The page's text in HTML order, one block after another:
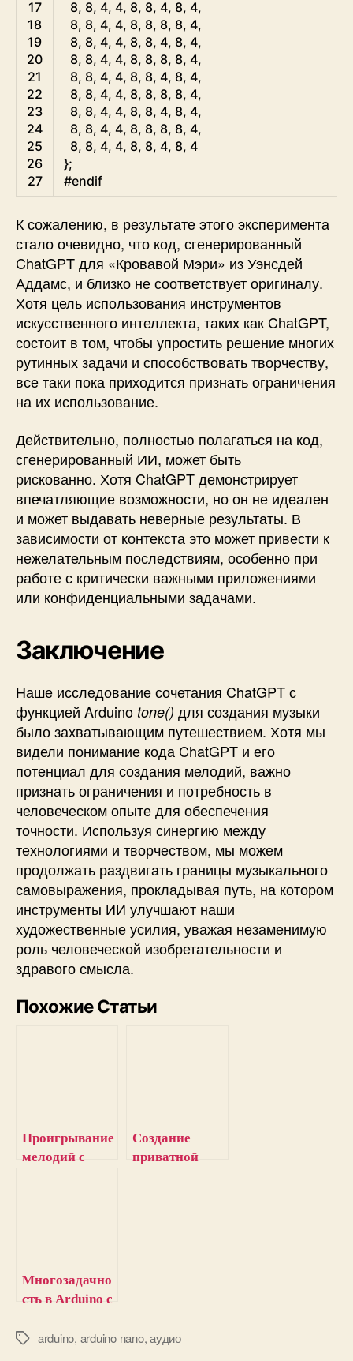
17
18
19
20
21
22
23
24
25
26
27
8, 8, 4, 4, 8, 8, 4, 8, 4,
8, 8, 4, 4, 8, 8, 8, 8, 4,
8, 8, 4, 4, 8, 8, 4, 8, 4,
8, 8, 4, 4, 8, 8, 8, 8, 4,
8, 8, 4, 4, 8, 8, 4, 8, 4,
8, 8, 4, 4, 8, 8, 8, 8, 4,
8, 8, 4, 4, 8, 8, 4, 8, 4,
8, 8, 4, 4, 8, 8, 8, 8, 4,
8, 8, 4, 4, 8, 8, 4, 8, 4
};
#endif
К сожалению, в результате этого эксперимента
стало очевидно, что код, сгенерированный
ChatGPT для «Кровавой Мэри» из Уэнсдей
Аддамс, и близко не соответствует оригиналу.
Хотя цель использования инструментов
искусственного интеллекта, таких как ChatGPT,
состоит в том, чтобы упростить решение многих
рутинных задачи и способствовать творчеству,
все таки пока приходится признать ограничения
на их использование.
Действительно, полностью полагаться на код,
сгенерированный ИИ, может быть
рискованно. Хотя ChatGPT демонстрирует
впечатляющие возможности, но он не идеален
и может выдавать неверные результаты. В
зависимости от контекста это может привести к
нежелательным последствиям, особенно при
работе с критически важными приложениями
или конфиденциальными задачами.
Заключение
Наше исследование сочетания ChatGPT с
функцией Arduino tone() для создания музыки
было захватывающим путешествием. Хотя мы
видели понимание кода ChatGPT и его
потенциал для создания мелодий, важно
признать ограничения и потребность в
человеческом опыте для обеспечения
точности. Используя синергию между
технологиями и творчеством, мы можем
продолжать раздвигать границы музыкального
самовыражения, прокладывая путь, на котором
инструменты ИИ улучшают наши
художественные усилия, уважая незаменимую
роль человеческой изобретательности и
здравого смысла.
Похожие Статьи
Проигрывание
мелодий с
Создание
приватной
Многозадачно
сть в Arduino с
функции
М
arduino, arduino nano,аудио